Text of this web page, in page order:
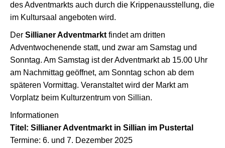
des Adventmarkts auch durch die Krippenausstellung, die
im Kultursaal angeboten wird.
Der Sillianer Adventmarkt findet am dritten
Adventwochenende statt, und zwar am Samstag und
Sonntag. Am Samstag ist der Adventmarkt ab 15.00 Uhr
am Nachmittag geöffnet, am Sonntag schon ab dem
späteren Vormittag. Veranstaltet wird der Markt am
Vorplatz beim Kulturzentrum von Sillian.
Informationen
Titel: Sillianer Adventmarkt in Sillian im Pustertal
Termine: 6. und 7. Dezember 2025